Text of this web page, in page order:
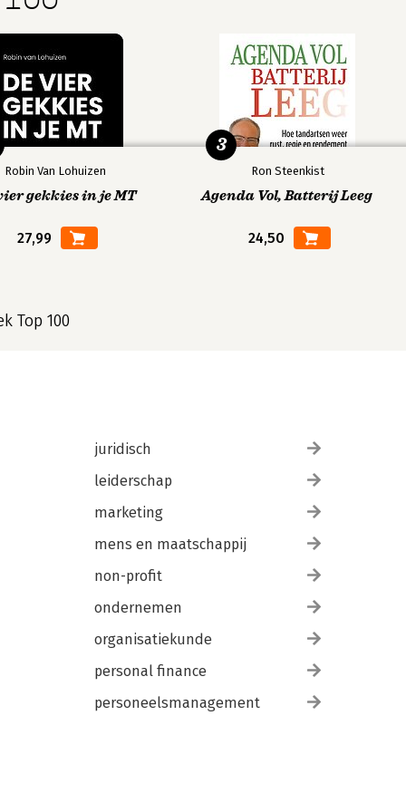
Robin Van Lohuizen
gekkies in je MT
27,99
Ron Steenkist
Agenda Vol, Batterij Leeg
24,50
3
Top 100
juridisch
leiderschap
marketing
mens en maatschappij
non-profit
ondernemen
organisatiekunde
personal finance
personeelsmanagement